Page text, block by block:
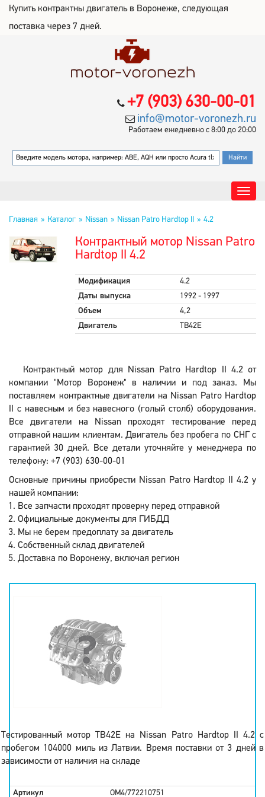
Купить контрактны двигатель в Воронеже, следующая
поставка через 7 дней.
+7 (903) 630-00-01
info@motor-voronezh.ru
Работаем ежедневно с 8:00 до 20:00
Главная Каталог Nissan Nissan Patro Hardtop II 4.2
Контрактный мотор Nissan Patro
Hardtop II 4.2
Модификация
4.2
Даты выпуска
1992 - 1997
Объем
4,2
Двигатель
TB42E
Контрактный мотор для Nissan Patro Hardtop II 4.2 от
компании "Мотор Воронеж" в наличии и под заказ. Мы
поставляем контрактные двигатели на Nissan Patro Hardtop
II с навесным и без навесного (голый столб) оборудования.
Все двигатели на Nissan проходят тестирование перед
отправкой нашим клиентам. Двигатель без пробега по СНГ с
гарантией 30 дней. Все детали уточняйте у менеджера по
телефону: +7 (903) 630-00-01
Основные причины приобрести Nissan Patro Hardtop II 4.2 у
нашей компании:
Все запчасти проходят проверку перед отправкой
Официальные документы для ГИБДД
Мы не берем предоплату за двигатель
Собственный склад двигателей
Доставка по Воронежу, включая регион
Тестированный мотор TB42E на Nissan Patro Hardtop II 4.2 с
пробегом 104000 миль из Латвии. Время поставки от 3 дней в
зависимости от наличия на складе
Артикул OM4/772210751